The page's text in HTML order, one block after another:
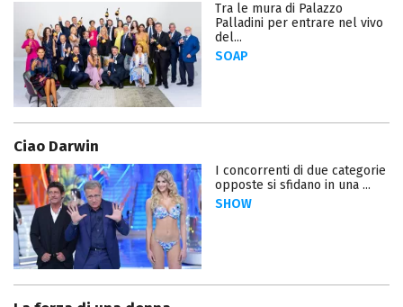
Tra le mura di Palazzo
Palladini per entrare nel vivo
del...
SOAP
Ciao Darwin
I concorrenti di due categorie
opposte si sfidano in una ...
SHOW